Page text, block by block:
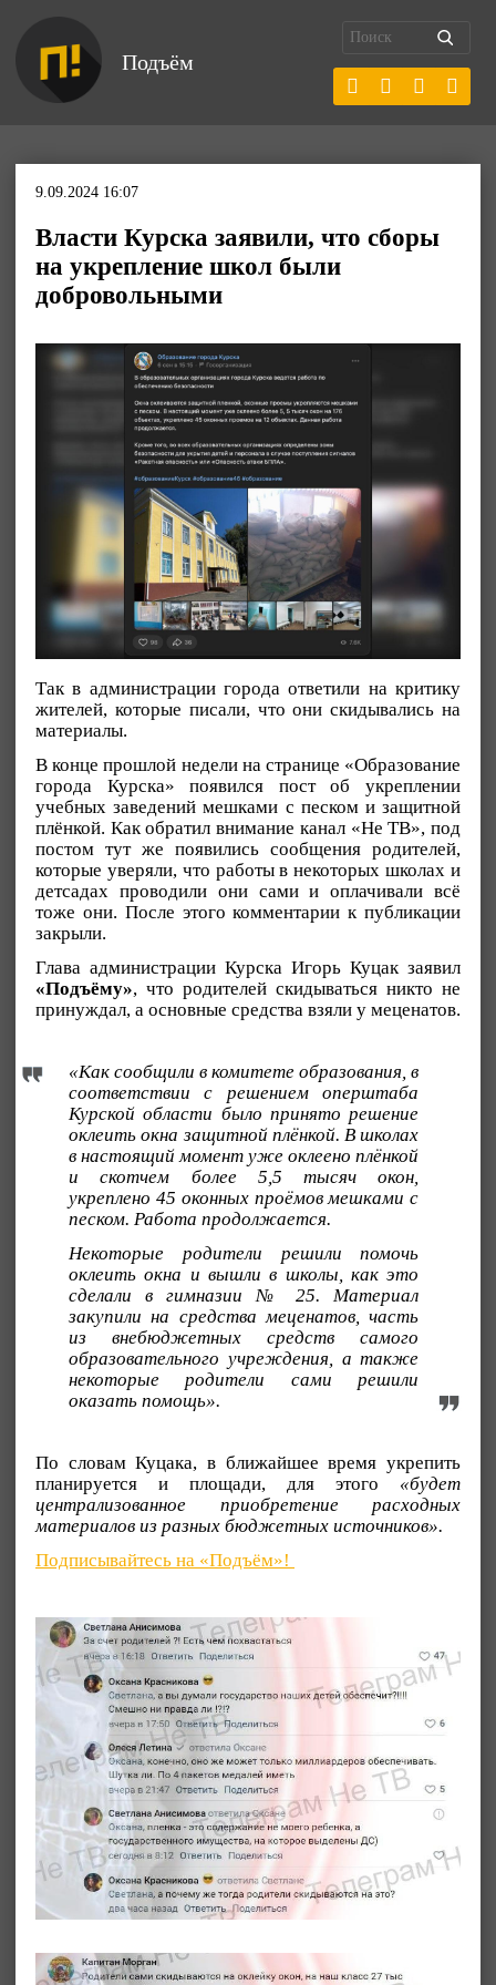
Подъём
9.09.2024 16:07
Власти Курска заявили, что сборы
на укрепление школ были
добровольными
Так в администрации города ответили на критику
жителей, которые писали, что они скидывались на
материалы.
В конце прошлой недели на странице «Образование
города Курска» появился пост об укреплении
учебных заведений мешками с песком и защитной
плёнкой. Как обратил внимание канал «Не ТВ», под
постом тут же появились сообщения родителей,
которые уверяли, что работы в некоторых школах и
детсадах проводили они сами и оплачивали всё
тоже они. После этого комментарии к публикации
закрыли.
Глава администрации Курска Игорь Куцак заявил
«Подъёму», что родителей скидываться никто не
принуждал, а основные средства взяли у меценатов.
«Как сообщили в комитете образования, в
соответствии с решением оперштаба
Курской области было принято решение
оклеить окна защитной плёнкой. В школах
в настоящий момент уже оклеено плёнкой
и скотчем более 5,5 тысяч окон,
укреплено 45 оконных проёмов мешками с
песком. Работа продолжается.
Некоторые родители решили помочь
оклеить окна и вышли в школы, как это
сделали в гимназии № 25. Материал
закупили на средства меценатов, часть
из внебюджетных средств самого
образовательного учреждения, а также
некоторые родители сами решили
оказать помощь».
По словам Куцака, в ближайшее время укрепить
планируется и площади, для этого «будет
централизованное приобретение расходных
материалов из разных бюджетных источников».
Подписывайтесь на «Подъём»!